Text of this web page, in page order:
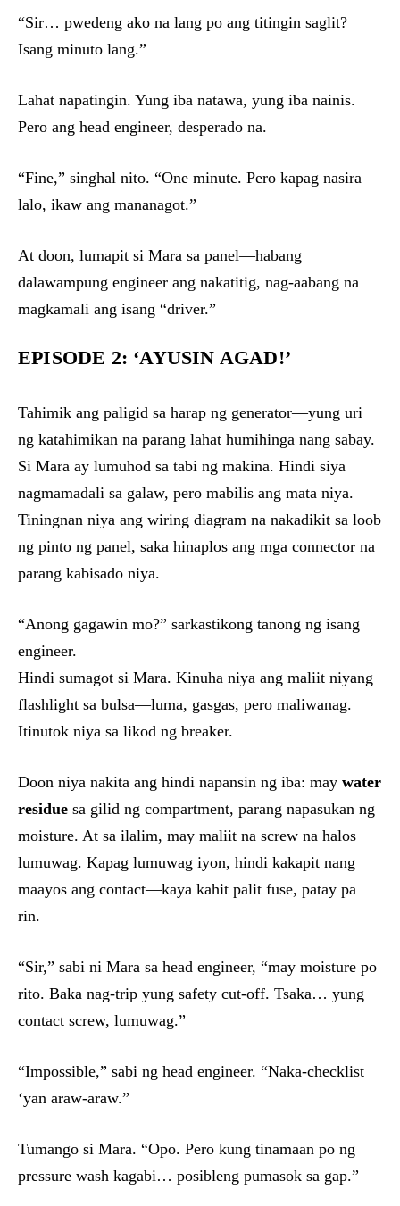
“Sir… pwedeng ako na lang po ang titingin saglit?
Isang minuto lang.”
Lahat napatingin. Yung iba natawa, yung iba nainis.
Pero ang head engineer, desperado na.
“Fine,” singhal nito. “One minute. Pero kapag nasira
lalo, ikaw ang mananagot.”
At doon, lumapit si Mara sa panel—habang
dalawampung engineer ang nakatitig, nag-aabang na
magkamali ang isang “driver.”
EPISODE 2: ‘AYUSIN AGAD!’
Tahimik ang paligid sa harap ng generator—yung uri
ng katahimikan na parang lahat humihinga nang sabay.
Si Mara ay lumuhod sa tabi ng makina. Hindi siya
nagmamadali sa galaw, pero mabilis ang mata niya.
Tiningnan niya ang wiring diagram na nakadikit sa loob
ng pinto ng panel, saka hinaplos ang mga connector na
parang kabisado niya.
“Anong gagawin mo?” sarkastikong tanong ng isang
engineer.
Hindi sumagot si Mara. Kinuha niya ang maliit niyang
flashlight sa bulsa—luma, gasgas, pero maliwanag.
Itinutok niya sa likod ng breaker.
Doon niya nakita ang hindi napansin ng iba: may water
residue sa gilid ng compartment, parang napasukan ng
moisture. At sa ilalim, may maliit na screw na halos
lumuwag. Kapag lumuwag iyon, hindi kakapit nang
maayos ang contact—kaya kahit palit fuse, patay pa
rin.
“Sir,” sabi ni Mara sa head engineer, “may moisture po
rito. Baka nag-trip yung safety cut-off. Tsaka… yung
contact screw, lumuwag.”
“Impossible,” sabi ng head engineer. “Naka-checklist
‘yan araw-araw.”
Tumango si Mara. “Opo. Pero kung tinamaan po ng
pressure wash kagabi… posibleng pumasok sa gap.”